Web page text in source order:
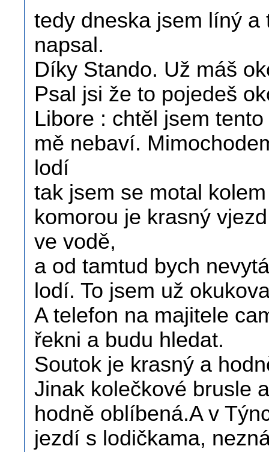
tedy dneska jsem líný
napsal.
Díky Stando. Už máš
Psal jsi že to pojedeš
Libore : chtěl jsem
mě nebaví.
lodí
tak jsem se motal
komorou je krasný
ve vodě,
a od tamtud bych
lodí. To jsem už
A telefon na majitele
řekni a budu hledat.
Soutok je krasný a
Jinak kolečkové brusle
hodně oblíbená.A v
jezdí s lodičkama,